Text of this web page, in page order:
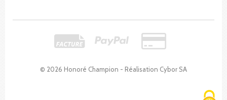
© 2026 Honoré Champion - Réalisation Cybor SA